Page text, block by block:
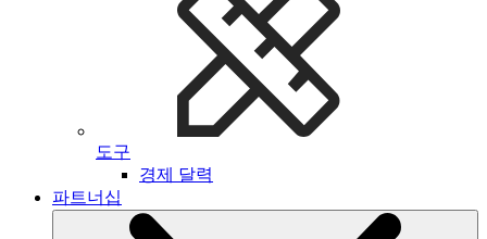
도구
경제 달력
파트너십